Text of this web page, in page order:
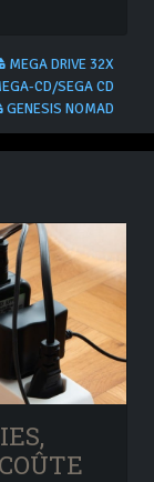
MEGA DRIVE 32X
CD/SEGA CD
GENESIS NOMAD